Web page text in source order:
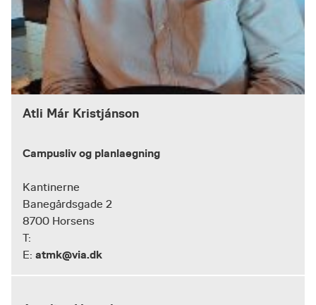
Atli Már Kristjánson
Campusliv og planlaegning
Kantinerne
Banegårdsgade 2
8700 Horsens
T:
E: atmk@via.dk